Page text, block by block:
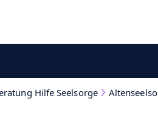
Hilfe Seelsorge